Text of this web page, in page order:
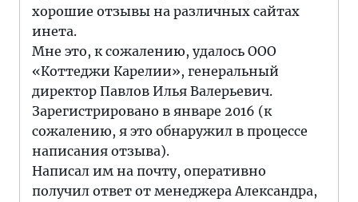
хорошие отзывы на различных сайтах
инета.
Мне это, к сожалению, удалось ООО
«Коттеджи Карелии», генеральный
директор Павлов Илья Валерьевич.
Зарегистрировано в январе 2016 (к
сожалению, я это обнаружил в процессе
написания отзыва).
Написал им на почту, оперативно
получил ответ от менеджера Александра,